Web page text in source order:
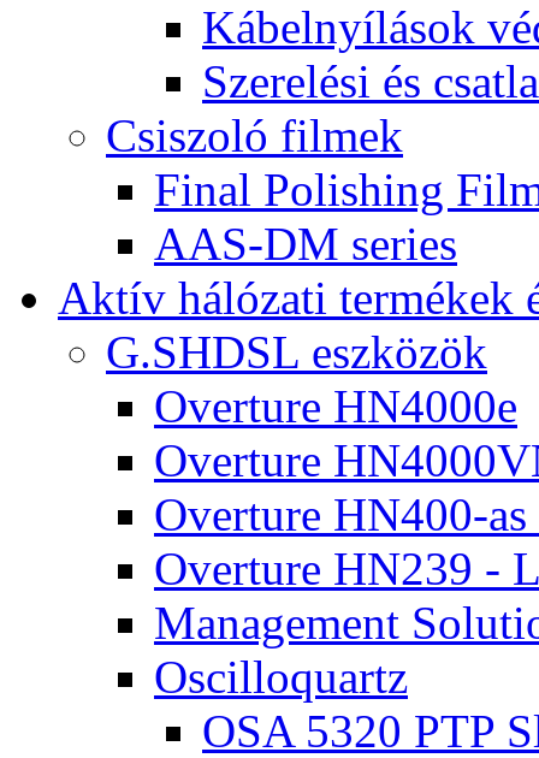
Kábelnyílások
Szerelési és
Csiszoló filmek
Final Polishing
AAS-DM series
Aktív hálózati termékek
G.SHDSL eszközök
Overture HN4000e
Overture
Overture HN400-as
Overture HN239 -
Management
Oscilloquartz
OSA 5320 PTP